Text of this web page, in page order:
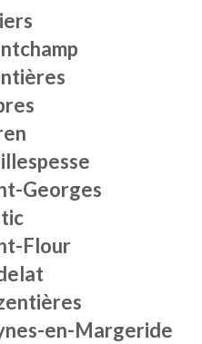
Georges
Flour
en-Margeride